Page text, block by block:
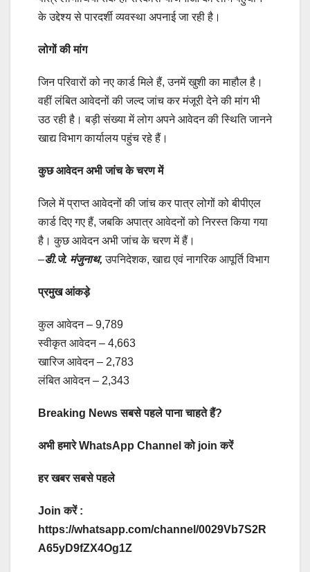
के उद्देश्य से पारदर्शी व्यवस्था अपनाई जा रही है।
लोगों की मांग
जिन परिवारों को नए कार्ड मिले हैं, उनमें खुशी का माहौल है।
वहीं लंबित आवेदनों की जल्द जांच कर मंजूरी देने की मांग भी
उठ रही है। बड़ी संख्या में लोग अपने आवेदन की स्थिति जानने
खाद्य विभाग कार्यालय पहुंच रहे हैं।
कुछ आवेदन अभी जांच के चरण में
जिले में प्राप्त आवेदनों की जांच कर पात्र लोगों को बीपीएल
कार्ड दिए गए हैं, जबकि अपात्र आवेदनों को निरस्त किया गया
है। कुछ आवेदन अभी जांच के चरण में हैं।
–डी.जे. मंजुनाथ, उपनिदेशक, खाद्य एवं नागरिक आपूर्ति विभाग
प्रमुख आंकड़े
कुल आवेदन – 9,789
स्वीकृत आवेदन – 4,663
खारिज आवेदन – 2,783
लंबित आवेदन – 2,343
Breaking News सबसे पहले पाना चाहते हैं?
अभी हमारे WhatsApp Channel को join करें
हर खबर सबसे पहले
Join करें :
https://whatsapp.com/channel/0029Vb7S2R
A65yD9fZX4Og1Z